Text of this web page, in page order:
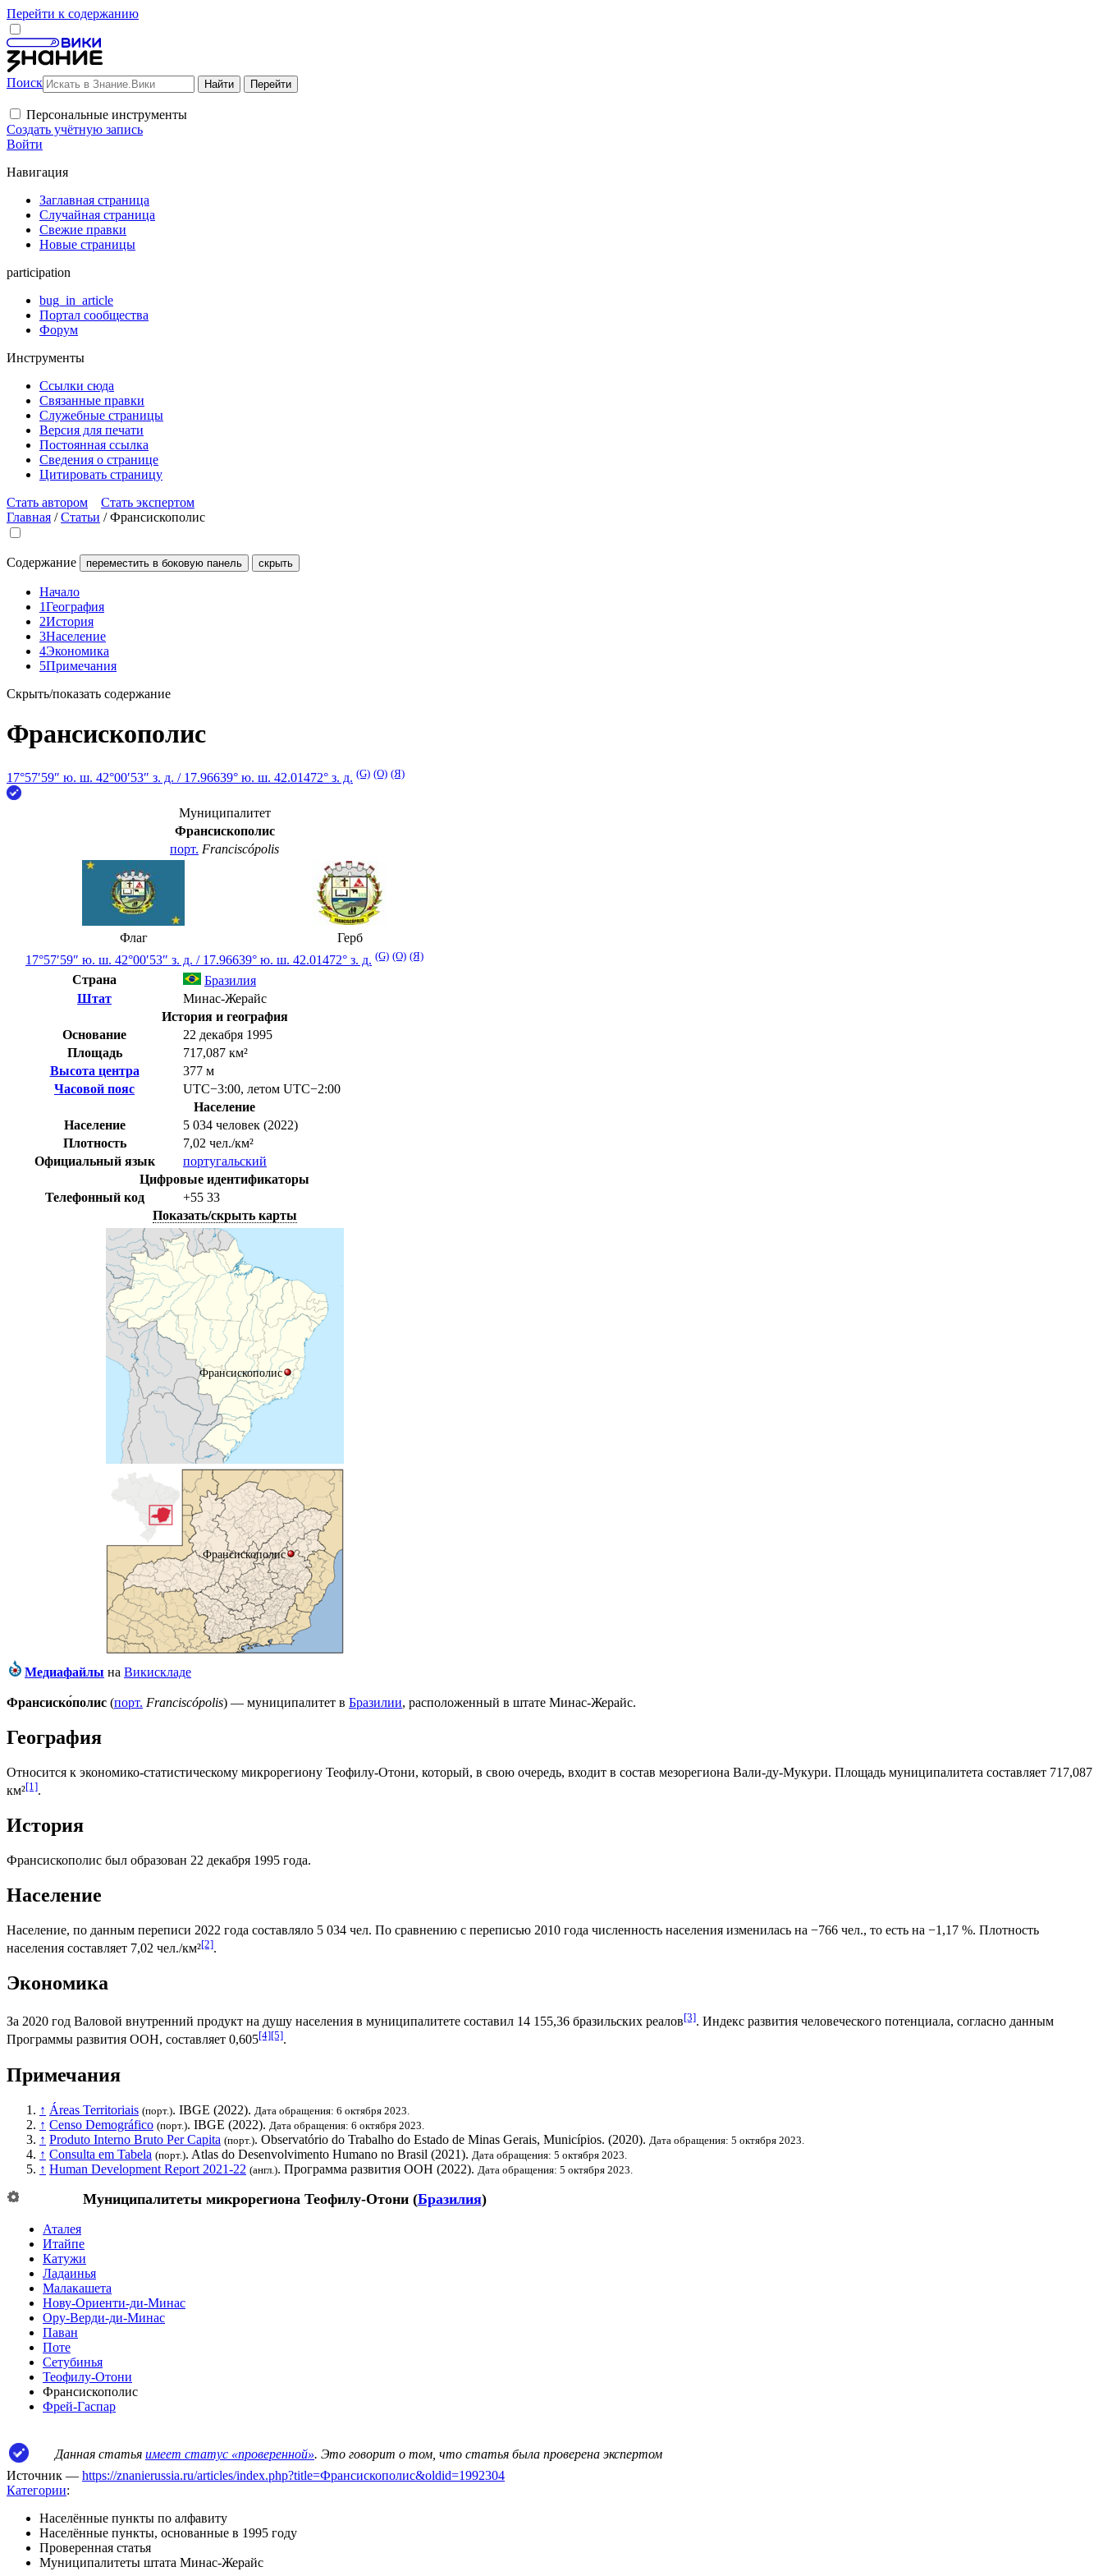
Перейти к содержанию
Поиск
Персональные инструменты
Создать учётную запись
Войти
Навигация
Заглавная страница
Случайная страница
Свежие правки
Новые страницы
participation
bug_in_article
Портал сообщества
Форум
Инструменты
Ссылки сюда
Связанные правки
Служебные страницы
Версия для печати
Постоянная ссылка
Сведения о странице
Цитировать страницу
Стать автором
Стать экспертом
Главная /Статьи /Франсискополис
Содержание переместить в боковую панель скрыть
Начало
1География
2История
3Население
4Экономика
5Примечания
Скрыть/показать содержание
Франсискополис
17°57′59″ ю. ш. 42°00′53″ з. д. / 17.96639° ю. ш. 42.01472° з. д. (G) (O) (Я)
Муниципалитет
Франсискополис
порт. Franciscópolis
Флаг
Герб
17°57′59″ ю. ш. 42°00′53″ з. д. / 17.96639° ю. ш. 42.01472° з. д. (G) (O) (Я)
Страна
Бразилия
Штат
Минас-Жерайс
История и география
Основание
22 декабря 1995
Площадь
717,087 км²
Высота центра
377 м
Часовой пояс
UTC−3:00, летом UTC−2:00
Население
Население
5 034 человек (2022)
Плотность
7,02 чел./км²
Официальный язык
португальский
Цифровые идентификаторы
Телефонный код
+55 33
Показать/скрыть карты
Франсискополис
Франсискополис
Медиафайлы на Викискладе
Франсиско́полис (порт. Franciscópolis) — муниципалитет в Бразилии, расположенный в штате Минас-Жерайс.
География
Относится к экономико-статистическому микрорегиону Теофилу-Отони, который, в свою очередь, входит в состав мезорегиона Вали-ду-Мукури. Площадь муниципалитета составляет 717,087
км²[1].
История
Франсискополис был образован 22 декабря 1995 года.
Население
Население, по данным переписи 2022 года составляло 5 034 чел. По сравнению с переписью 2010 года численность населения изменилась на −766 чел., то есть на −1,17 %. Плотность
населения составляет 7,02 чел./км²[2].
Экономика
За 2020 год Валовой внутренний продукт на душу населения в муниципалитете составил 14 155,36 бразильских реалов[3]. Индекс развития человеческого потенциала, согласно данным
Программы развития ООН, составляет 0,605[4][5].
Примечания
↑ Áreas Territoriais (порт.). IBGE (2022). Дата обращения: 6 октября 2023.
↑ Censo Demográfico (порт.). IBGE (2022). Дата обращения: 6 октября 2023.
↑ Produto Interno Bruto Per Capita (порт.). Observatório do Trabalho do Estado de Minas Gerais, Municípios. (2020). Дата обращения: 5 октября 2023.
↑ Consulta em Tabela (порт.). Atlas do Desenvolvimento Humano no Brasil (2021). Дата обращения: 5 октября 2023.
↑ Human Development Report 2021-22 (англ.). Программа развития ООН (2022). Дата обращения: 5 октября 2023.
Муниципалитеты микрорегиона Теофилу-Отони(Бразилия)
Аталея
Итайпе
Катужи
Ладаинья
Малакашета
Нову-Ориенти-ди-Минас
Ору-Верди-ди-Минас
Паван
Поте
Сетубинья
Теофилу-Отони
Франсискополис
Фрей-Гаспар
Данная статья имеет статус «проверенной». Это говорит о том, что статья была проверена экспертом
Источник — https://znanierussia.ru/articles/index.php?title=Франсискополис&oldid=1992304
Категории:
Населённые пункты по алфавиту
Населённые пункты, основанные в 1995 году
Проверенная статья
Муниципалитеты штата Минас-Жерайс